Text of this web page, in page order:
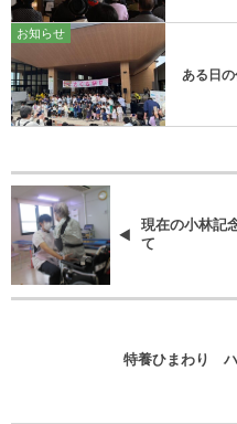
お知らせ
ある日
現在の小林記
て
特養ひまわり